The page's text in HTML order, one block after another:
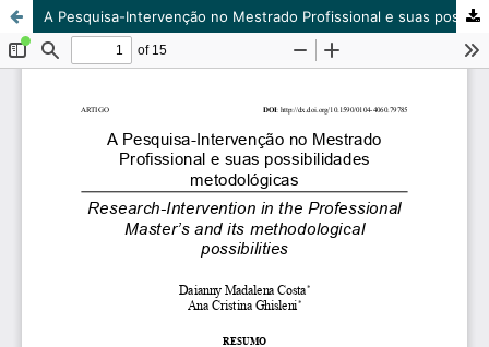
A Pesquisa-Intervenção no Mestrado Profissional e suas possibilidades metodológicas